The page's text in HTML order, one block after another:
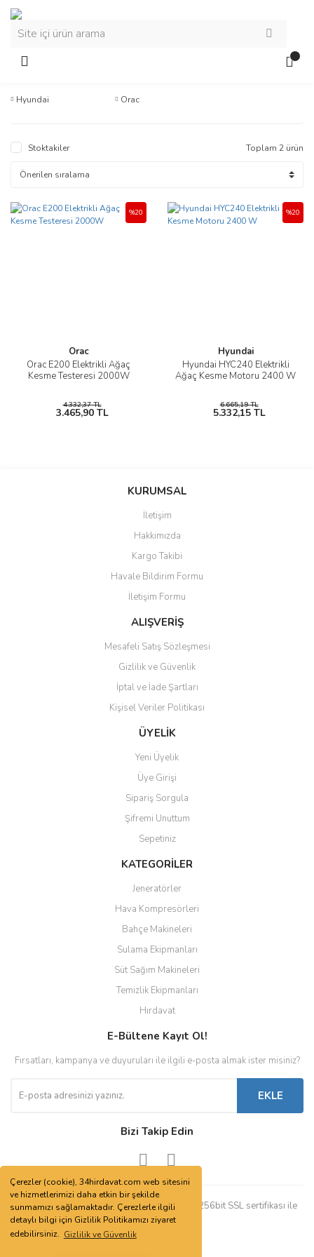
Çerezler (cookie), 34hirdavat.com web sitesini
ve hizmetlerimizi daha etkin bir şekilde
sunmamızı sağlamaktadır. Çerezlerle ilgili
detaylı bilgi için Gizlilik Politikamızı ziyaret
edebilirsiniz. Gizlilik ve Güvenlik
Hyundai Orac
Stoktakiler Toplam 2 ürün
Orac
Orac E200 Elektrikli Ağaç
Kesme Testeresi 2000W
%20
4.332,37 TL
3.465,90 TL
Hyundai
Hyundai HYC240 Elektrikli
Ağaç Kesme Motoru 2400 W
%20
6.665,19 TL
5.332,15 TL
KURUMSAL
İletişim
Hakkımızda
Kargo Takibi
Havale Bildirim Formu
İletişim Formu
ALIŞVERİŞ
Mesafeli Satış Sözleşmesi
Gizlilik ve Güvenlik
İptal ve İade Şartları
Kişisel Veriler Politikası
ÜYELİK
Yeni Üyelik
Üye Girişi
Sipariş Sorgula
Şifremi Unuttum
Sepetiniz
KATEGORİLER
Jeneratörler
Hava Kompresörleri
Bahçe Makineleri
Sulama Ekipmanları
Süt Sağım Makineleri
Temizlik Ekipmanları
Hırdavat
E-Bültene Kayıt Ol!
Fırsatları, kampanya ve duyuruları ile ilgili e-posta almak ister misiniz?
EKLE
Bizi Takip Edin
© Tüm hakları saklıdır. Kredi kartı bilgileriniz 256bit SSL sertifikası ile
korunmaktadır.